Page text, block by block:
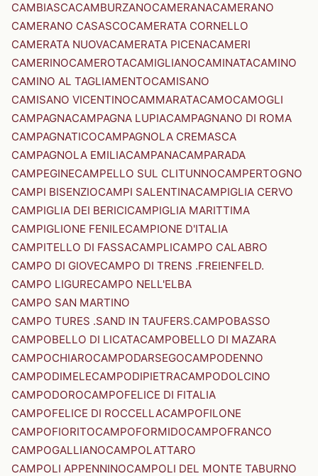
CAMBIASCACAMBURZANOCAMERANACAMERANO
CAMERANO CASASCOCAMERATA CORNELLO
CAMERATA NUOVACAMERATA PICENACAMERI
CAMERINOCAMEROTACAMIGLIANOCAMINATACAMINO
CAMINO AL TAGLIAMENTOCAMISANO
CAMISANO VICENTINOCAMMARATACAMOCAMOGLI
CAMPAGNACAMPAGNA LUPIACAMPAGNANO DI ROMA
CAMPAGNATICOCAMPAGNOLA CREMASCA
CAMPAGNOLA EMILIACAMPANACAMPARADA
CAMPEGINECAMPELLO SUL CLITUNNOCAMPERTOGNO
CAMPI BISENZIOCAMPI SALENTINACAMPIGLIA CERVO
CAMPIGLIA DEI BERICICAMPIGLIA MARITTIMA
CAMPIGLIONE FENILECAMPIONE D'ITALIA
CAMPITELLO DI FASSACAMPLICAMPO CALABRO
CAMPO DI GIOVECAMPO DI TRENS .FREIENFELD.
CAMPO LIGURECAMPO NELL'ELBA
CAMPO SAN MARTINO
CAMPO TURES .SAND IN TAUFERS.CAMPOBASSO
CAMPOBELLO DI LICATACAMPOBELLO DI MAZARA
CAMPOCHIAROCAMPODARSEGOCAMPODENNO
CAMPODIMELECAMPODIPIETRACAMPODOLCINO
CAMPODOROCAMPOFELICE DI FITALIA
CAMPOFELICE DI ROCCELLACAMPOFILONE
CAMPOFIORITOCAMPOFORMIDOCAMPOFRANCO
CAMPOGALLIANOCAMPOLATTARO
CAMPOLI APPENNINOCAMPOLI DEL MONTE TABURNO